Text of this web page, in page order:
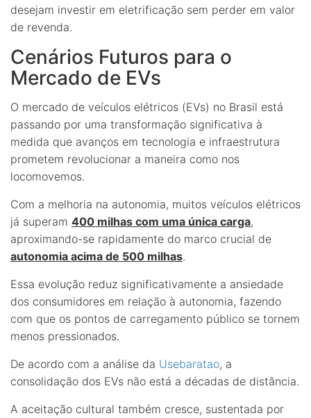
desejam investir em eletrificação sem perder em valor
de revenda.
Cenários Futuros para o
Mercado de EVs
O mercado de veículos elétricos (EVs) no Brasil está
passando por uma transformação significativa à
medida que avanços em tecnologia e infraestrutura
prometem revolucionar a maneira como nos
locomovemos.
Com a melhoria na autonomia, muitos veículos elétricos
já superam 400 milhas com uma única carga,
aproximando-se rapidamente do marco crucial de
autonomia acima de 500 milhas.
Essa evolução reduz significativamente a ansiedade
dos consumidores em relação à autonomia, fazendo
com que os pontos de carregamento público se tornem
menos pressionados.
De acordo com a análise da Usebaratao, a
consolidação dos EVs não está a décadas de distância.
A aceitação cultural também cresce, sustentada por